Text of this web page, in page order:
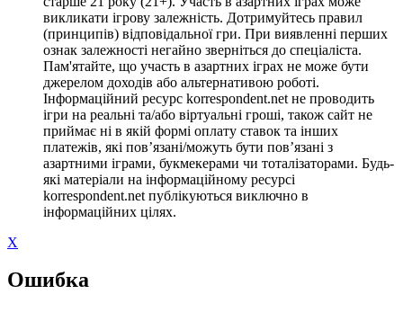
викликати ігрову залежність. Дотримуйтесь правил
(принципів) відповідальної гри. При виявленні перших
ознак залежності негайно зверніться до спеціаліста.
Пам'ятайте, що участь в азартних іграх не може бути
джерелом доходів або альтернативою роботі.
Інформаційний ресурс korrespondent.net не проводить
ігри на реальні та/або віртуальні гроші, також сайт не
приймає ні в якій формі оплату ставок та інших
платежів, які пов’язані/можуть бути пов’язані з
азартними іграми, букмекерами чи тоталізаторами. Будь-
які матеріали на інформаційному ресурсі
korrespondent.net публікуються виключно в
інформаційних цілях.
X
Ошибка